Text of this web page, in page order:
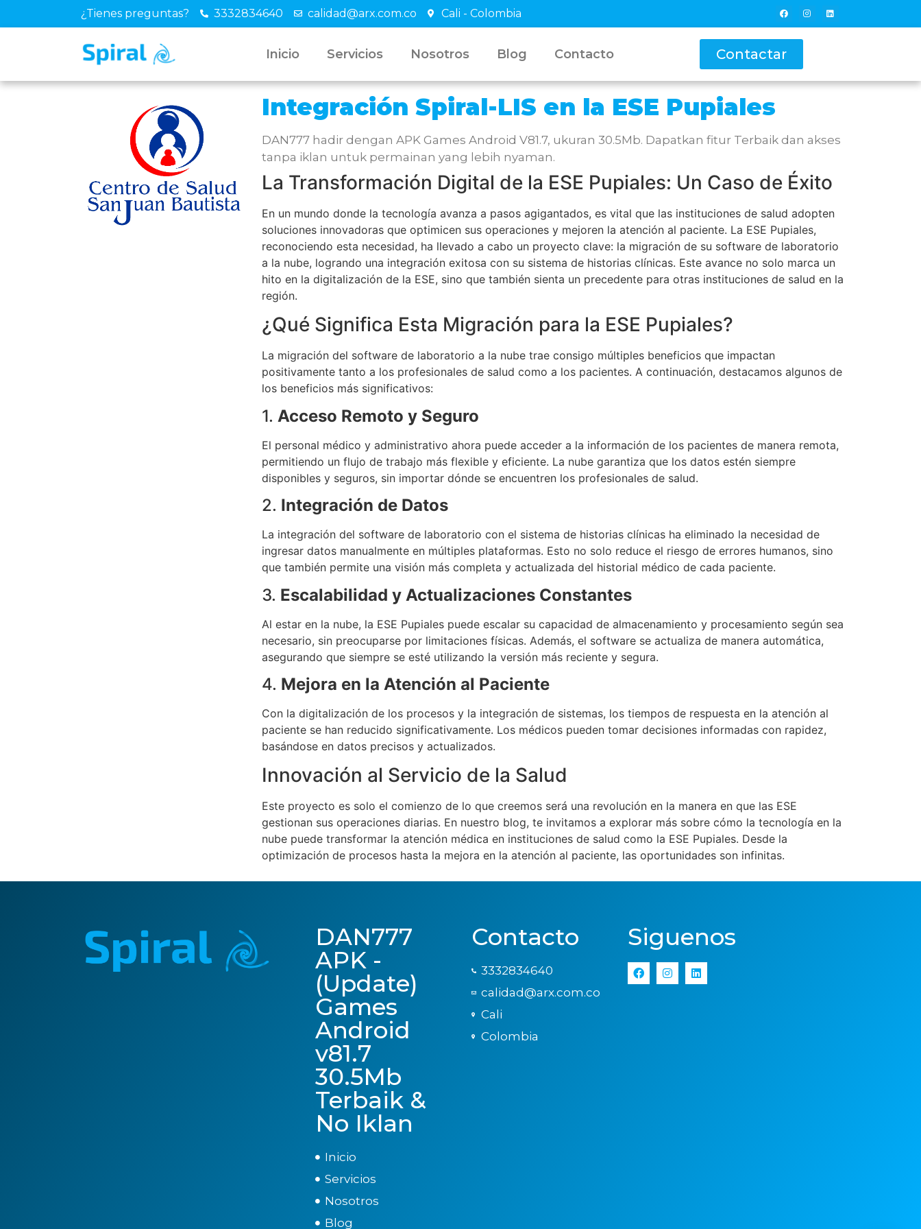
¿Tienes preguntas? 3332834640 calidad@arx.com.co Cali - Colombia
Inicio Servicios Nosotros Blog Contacto Contactar
Integración Spiral-LIS en la ESE Pupiales
DAN777 hadir dengan APK Games Android V81.7, ukuran 30.5Mb. Dapatkan fitur Terbaik dan akses
tanpa iklan untuk permainan yang lebih nyaman.
La Transformación Digital de la ESE Pupiales: Un Caso de Éxito
En un mundo donde la tecnología avanza a pasos agigantados, es vital que las instituciones de salud adopten
soluciones innovadoras que optimicen sus operaciones y mejoren la atención al paciente. La ESE Pupiales,
reconociendo esta necesidad, ha llevado a cabo un proyecto clave: la migración de su software de laboratorio
a la nube, logrando una integración exitosa con su sistema de historias clínicas. Este avance no solo marca un
hito en la digitalización de la ESE, sino que también sienta un precedente para otras instituciones de salud en la
región.
¿Qué Significa Esta Migración para la ESE Pupiales?
La migración del software de laboratorio a la nube trae consigo múltiples beneficios que impactan
positivamente tanto a los profesionales de salud como a los pacientes. A continuación, destacamos algunos de
los beneficios más significativos:
1. Acceso Remoto y Seguro
El personal médico y administrativo ahora puede acceder a la información de los pacientes de manera remota,
permitiendo un flujo de trabajo más flexible y eficiente. La nube garantiza que los datos estén siempre
disponibles y seguros, sin importar dónde se encuentren los profesionales de salud.
2. Integración de Datos
La integración del software de laboratorio con el sistema de historias clínicas ha eliminado la necesidad de
ingresar datos manualmente en múltiples plataformas. Esto no solo reduce el riesgo de errores humanos, sino
que también permite una visión más completa y actualizada del historial médico de cada paciente.
3. Escalabilidad y Actualizaciones Constantes
Al estar en la nube, la ESE Pupiales puede escalar su capacidad de almacenamiento y procesamiento según sea
necesario, sin preocuparse por limitaciones físicas. Además, el software se actualiza de manera automática,
asegurando que siempre se esté utilizando la versión más reciente y segura.
4. Mejora en la Atención al Paciente
Con la digitalización de los procesos y la integración de sistemas, los tiempos de respuesta en la atención al
paciente se han reducido significativamente. Los médicos pueden tomar decisiones informadas con rapidez,
basándose en datos precisos y actualizados.
Innovación al Servicio de la Salud
Este proyecto es solo el comienzo de lo que creemos será una revolución en la manera en que las ESE
gestionan sus operaciones diarias. En nuestro blog, te invitamos a explorar más sobre cómo la tecnología en la
nube puede transformar la atención médica en instituciones de salud como la ESE Pupiales. Desde la
optimización de procesos hasta la mejora en la atención al paciente, las oportunidades son infinitas.
DAN777
APK -
(Update)
Games
Android
v81.7
30.5Mb
Terbaik &
No Iklan
Inicio
Servicios
Nosotros
Blog
Contacto
3332834640
calidad@arx.com.co
Cali
Colombia
Siguenos